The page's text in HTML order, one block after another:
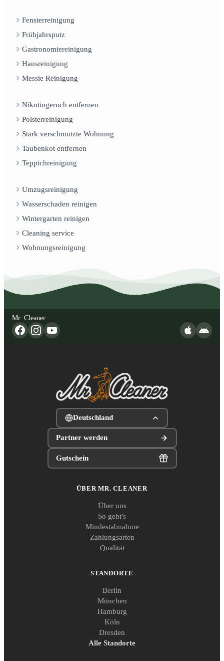
Fensterreinigung
Frühjahrsputz
Gastronomiereinigung
Hausreinigung
Messie Reinigung
Nikotingeruch entfernen
Polsterreinigung
Stark verschmutzte Wohnung
Taubenkot entfernen
Teppichreinigung
Umzugsreinigung
Wasserschaden reinigen
Wintergarten reinigen
Cleaning service
Wohnungsreinigung
Mr. Cleaner
Deutschland
Partner werden
Gutschein
ÜBER MR. CLEANER
Über uns
So geht's
Mindestabnahme
Zahlungsarten
Qualität
STANDORTE
Berlin
München
Hamburg
Köln
Dresden
Alle Standorte